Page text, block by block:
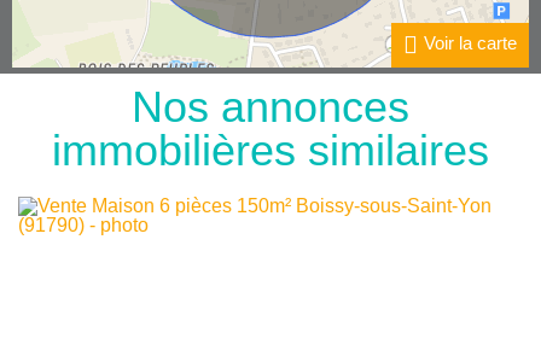
Voir la carte
Nos annonces
immobilières similaires